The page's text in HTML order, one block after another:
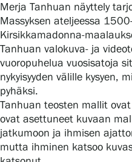
Serlachius Art & Sauna
Medialle
Vastuullisuus
Esteettömyys
Tietosuoja ja evästeet
Merja Tanhuan näyttely
Massyksen ateljeessa
Kirsikkamadonna-
Tanhuan valokuva- ja
vuoropuhelua vuosisatoja
nykyisyyden välille kysyen,
pyhäksi.
Tanhuan teosten mallit
ovat asettuneet kuvaan
jatkumoon ja ihmisen
mutta ihminen katsoo